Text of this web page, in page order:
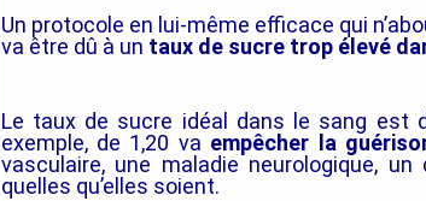
Un protocole en lui-même efficace qui
va être dû à un taux de sucre trop élevé
Le tauxde sucre idéal dans le sang est
exemple, de 1,20 va empêcher la
vasculaire, une maladie neurologique,
quelles qu’elles soient.